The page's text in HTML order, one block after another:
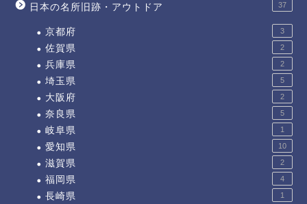
日本の名所旧跡・アウトドア 37
京都府 3
佐賀県 2
兵庫県 2
埼玉県 5
大阪府 2
奈良県 5
岐阜県 1
愛知県 10
滋賀県 2
福岡県 4
長崎県 1